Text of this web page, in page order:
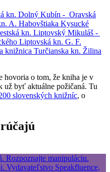
kn. Dolný Kubín - Oravská
A. Habovštiaka Kysucké
kn. Liptovský Mikuláš -
Liptovská kn. G. F.
knižnica Turčianska kn. Žilina
hovoria o tom, že kniha je v
už byť aktuálne požičaná. Tu
slovenských knižníc, o